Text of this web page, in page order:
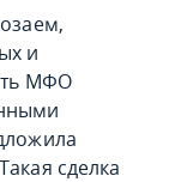
и
МФО
сделка